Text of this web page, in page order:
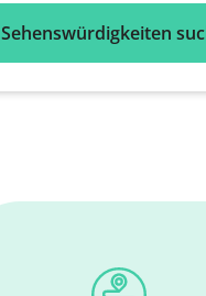
Sehenswürdigkeiten